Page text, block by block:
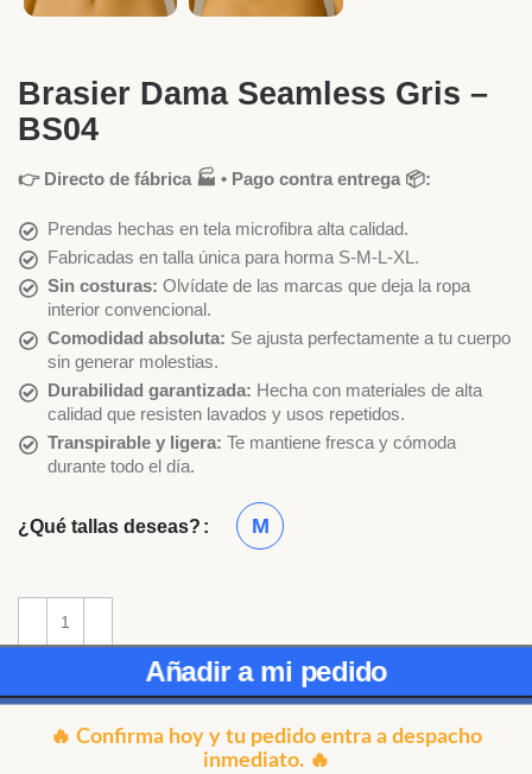
Brasier Dama Seamless Gris –
BS04
👉 Directo de fábrica 🏭 • Pago contra entrega 📦:
Prendas hechas en tela microfibra alta calidad.
Fabricadas en talla única para horma S-M-L-XL.
Sin costuras: Olvídate de las marcas que deja la ropa
interior convencional.
Comodidad absoluta: Se ajusta perfectamente a tu cuerpo
sin generar molestias.
Durabilidad garantizada: Hecha con materiales de alta
calidad que resisten lavados y usos repetidos.
Transpirable y ligera: Te mantiene fresca y cómoda
durante todo el día.
¿Qué tallas deseas? M
Añadir a mi pedido
🔥 Confirma hoy y tu pedido entra a despacho
inmediato. 🔥